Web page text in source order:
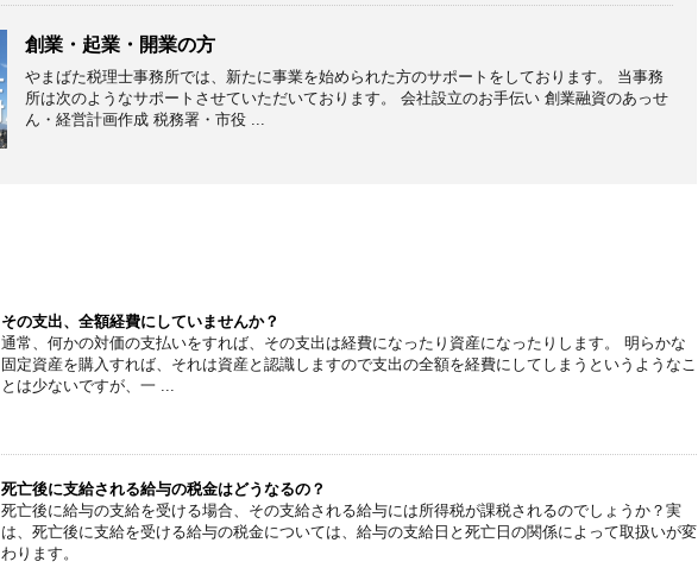
創業・起業・開業の方
やまばた税理士事務所では、新たに事業を始められた方のサポートをしております。 当事務
所は次のようなサポートさせていただいております。 会社設立のお手伝い 創業融資のあっせ
ん・経営計画作成 税務署・市役 ...
その支出、全額経費にしていませんか？
通常、何かの対価の支払いをすれば、その支出は経費になったり資産になったりします。 明らかな
固定資産を購入すれば、それは資産と認識しますので支出の全額を経費にしてしまうというようなこ
とは少ないですが、一 ...
死亡後に支給される給与の税金はどうなるの？
死亡後に給与の支給を受ける場合、その支給される給与には所得税が課税されるのでしょうか？実
は、死亡後に支給を受ける給与の税金については、給与の支給日と死亡日の関係によって取扱いが変
わります。